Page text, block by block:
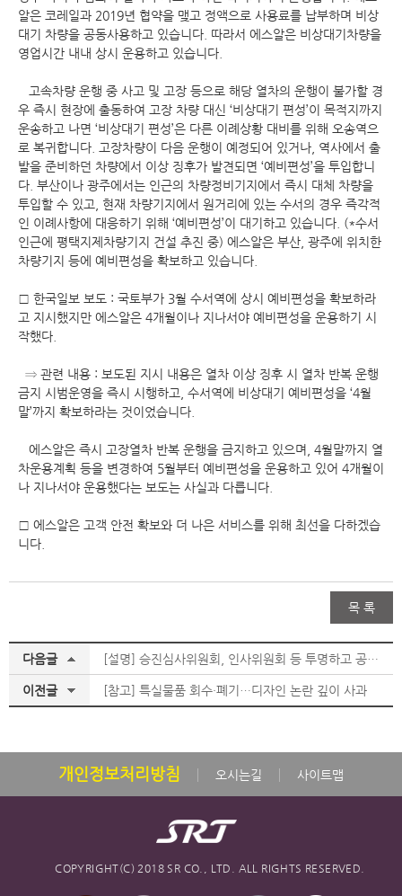
알은 코레일과 2019년 협약을 맺고 정액으로 사용료를 납부하며 비상
대기 차량을 공동사용하고 있습니다. 따라서 에스알은 비상대기차량을
영업시간 내내 상시 운용하고 있습니다.
고속차량 운행 중 사고 및 고장 등으로 해당 열차의 운행이 불가할 경
우 즉시 현장에 출동하여 고장 차량 대신 ‘비상대기 편성’이 목적지까지
운송하고 나면 ‘비상대기 편성’은 다른 이례상황 대비를 위해 오송역으
로 복귀합니다. 고장차량이 다음 운행이 예정되어 있거나, 역사에서 출
발을 준비하던 차량에서 이상 징후가 발견되면 ‘예비편성’을 투입합니
다. 부산이나 광주에서는 인근의 차량정비기지에서 즉시 대체 차량을
투입할 수 있고, 현재 차량기지에서 원거리에 있는 수서의 경우 즉각적
인 이례사항에 대응하기 위해 ‘예비편성’이 대기하고 있습니다. (*수서
인근에 평택지제차량기지 건설 추진 중) 에스알은 부산, 광주에 위치한
차량기지 등에 예비편성을 확보하고 있습니다.
□ 한국일보 보도 : 국토부가 3월 수서역에 상시 예비편성을 확보하라
고 지시했지만 에스알은 4개월이나 지나서야 예비편성을 운용하기 시
작했다.
⇒ 관련 내용 : 보도된 지시 내용은 열차 이상 징후 시 열차 반복 운행
금지 시범운영을 즉시 시행하고, 수서역에 비상대기 예비편성을 ‘4월
말’까지 확보하라는 것이었습니다.
에스알은 즉시 고장열차 반복 운행을 금지하고 있으며, 4월말까지 열
차운용계획 등을 변경하여 5월부터 예비편성을 운용하고 있어 4개월이
나 지나서야 운용했다는 보도는 사실과 다릅니다.
□ 에스알은 고객 안전 확보와 더 나은 서비스를 위해 최선을 다하겠습
니다.
목 록
다음글 [설명] 승진심사위원회, 인사위원회 등 투명하고 공정한 인사 제도 운영
이전글 [참고] 특실물품 회수·폐기…디자인 논란 깊이 사과
개인정보처리방침 오시는길 사이트맵
COPYRIGHT(C) 2018 SR CO., LTD. ALL RIGHTS RESERVED.